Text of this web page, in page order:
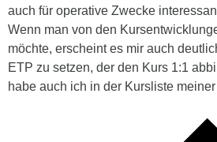
auch für operative Zwecke
Wenn man von den
möchte, erscheint es mir auch
ETP zu setzen, der den Kurs 1:1
habe auch ich in der Kursliste